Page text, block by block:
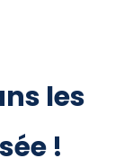
les
!